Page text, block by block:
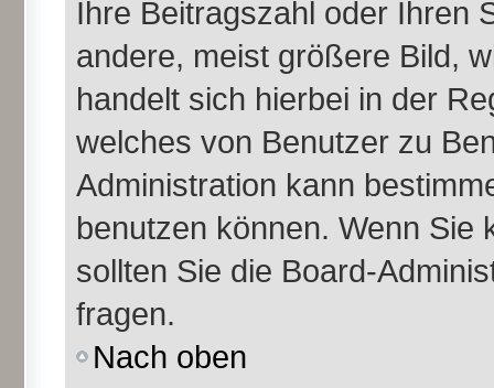
Ihre Beitragszahl oder Ihren
andere, meist größere Bild,
handelt sich hierbei in der
welches von Benutzer zu
Administration kann
benutzen können. Wenn Sie
sollten Sie die Board-
fragen.
Nach oben